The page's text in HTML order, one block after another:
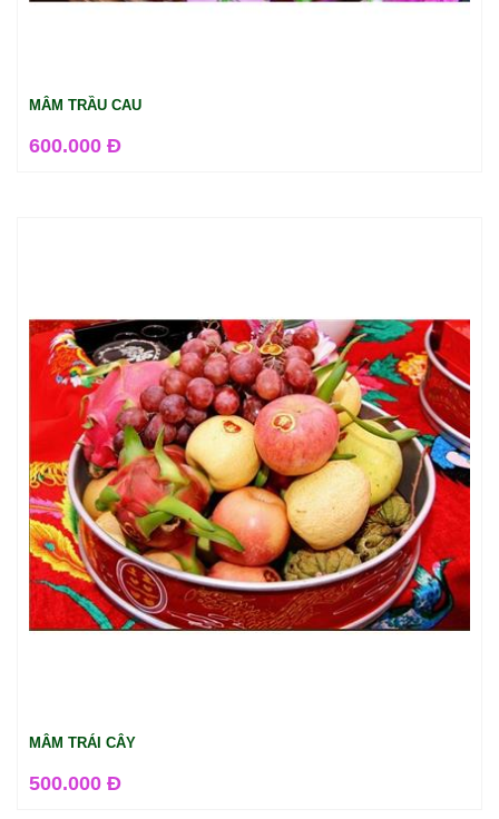
MÂM TRẦU CAU
600.000 Đ
MÂM TRÁI CÂY
500.000 Đ